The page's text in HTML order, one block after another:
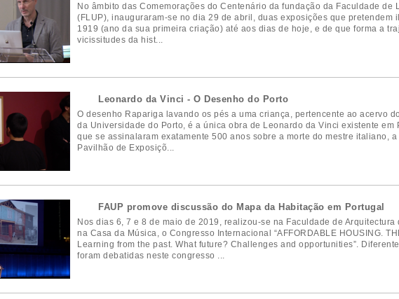
No âmbito das Comemorações do Centenário da fundação da Faculdade de
(FLUP), inauguraram-se no dia 29 de abril, duas exposições que pretendem
1919 (ano da sua primeira criação) até aos dias de hoje, e de que forma a
vicissitudes da hist...
Leonardo da Vinci - O Desenho do Porto
O desenho Rapariga lavando os pés a uma criança, pertencente ao acervo
da Universidade do Porto, é a única obra de Leonardo da Vinci existente em
que se assinalaram exatamente 500 anos sobre a morte do mestre italiano,
Pavilhão de Exposiçõ...
FAUP promove discussão do Mapa da Habitação em Portugal
Nos dias 6, 7 e 8 de maio de 2019, realizou-se na Faculdade de Arquitectura
na Casa da Música, o Congresso Internacional “AFFORDABLE HOUSING.
Learning from the past. What future? Challenges and opportunities”.
foram debatidas neste congresso ...